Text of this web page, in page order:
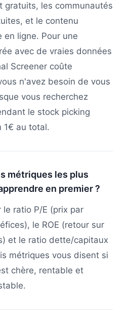
gratuits, les communautés
et le contenu
ligne. Pour une
avec de vraies données
Screener coûte
n'avez besoin de vous
vous recherchez
le stock picking
1€ au total.
métriques les plus
en premier ?
le ratio P/E (prix par
le ROE (retour sur
et le ratio dette/capitaux
métriques vous disent si
chère, rentable et